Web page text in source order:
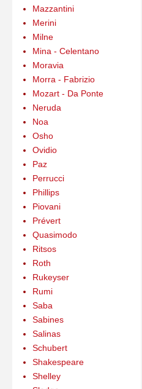
Mazzantini
Merini
Milne
Mina - Celentano
Moravia
Morra - Fabrizio
Mozart - Da Ponte
Neruda
Noa
Osho
Ovidio
Paz
Perrucci
Phillips
Piovani
Prévert
Quasimodo
Ritsos
Roth
Rukeyser
Rumi
Saba
Sabines
Salinas
Schubert
Shakespeare
Shelley